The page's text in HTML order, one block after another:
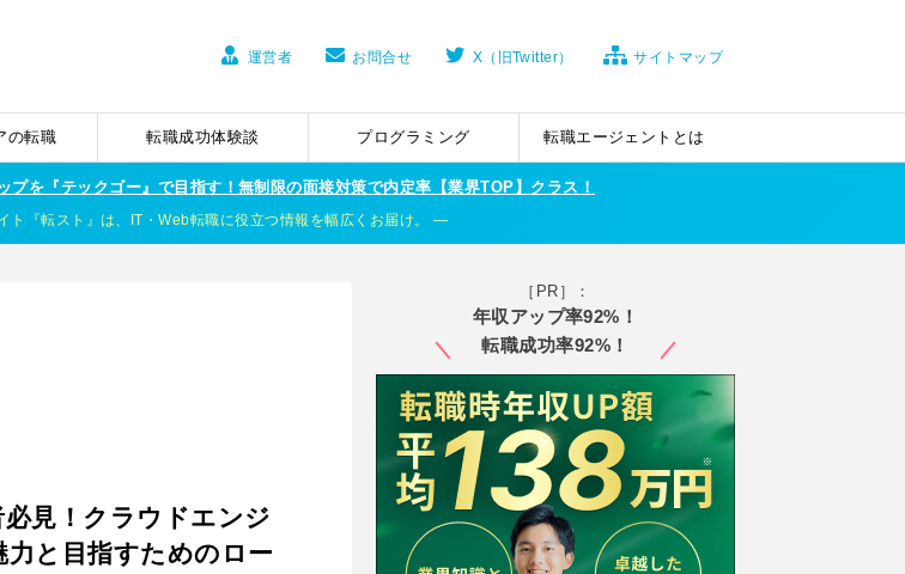
運営者 お問合せ X（旧Twitter） サイトマップ
の転職 転職成功体験談 プログラミング 転職エージェントとは
を『テックゴー』で目指す！無制限の面接対策で内定率【業界TOP】クラス！
ト『転スト』は、IT・Web転職に役立つ情報を幅広くお届け。
必見！クラウドエンジ
力と目指すためのロー
［PR］：
年収アップ率92%！
転職成功率92%！